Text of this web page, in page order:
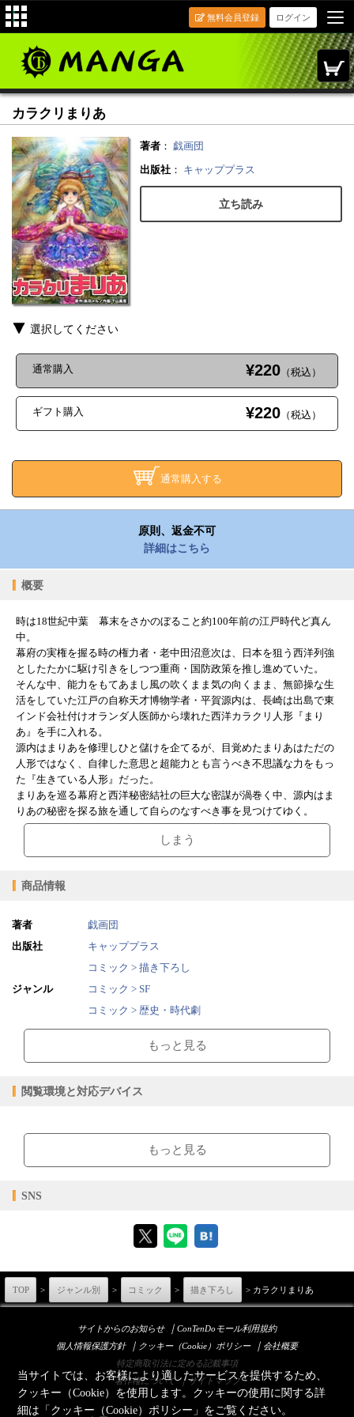
ログイン
無料会員登録
カラクリまりあ
著者 ： 戯画団
出版社 ： キャッププラス
立ち読み
選択してください
通常購入 ¥220 （税込）
ギフト購入 ¥220 （税込）
通常購入する
原則、返金不可
詳細はこちら
概要
時は18世紀中葉 幕末をさかのぼること約100年前の江戸時代ど真ん
中。
幕府の実権を握る時の権力者・老中田沼意次は、日本を狙う西洋列強
としたたかに駆け引きをしつつ重商・国防政策を推し進めていた。
そんな中、能力をもてあまし風の吹くまま気の向くまま、無節操な生
活をしていた江戸の自称天才博物学者・平賀源内は、長崎は出島で東
インド会社付けオランダ人医師から壊れた西洋カラクリ人形『まり
あ』を手に入れる。
源内はまりあを修理しひと儲けを企てるが、目覚めたまりあはただの
人形ではなく、自律した意思と超能力とも言うべき不思議な力をもっ
た『生きている人形』だった。
まりあを巡る幕府と西洋秘密結社の巨大な密謀が渦巻く中、源内はま
りあの秘密を探る旅を通して自らのなすべき事を見つけてゆく。
しまう
商品情報
著者
戯画団
出版社
キャッププラス
ジャンル
コミック > 描き下ろし
コミック > SF
コミック > 歴史・時代劇
販売開始日
2013/02/27
ファイル形式
epub
もっと見る
閲覧環境と対応デバイス
ブラウザビューア・PC版ConTenDoビューア・モバイルビューア
【対応デバイス】
【PC版ConTenDoビューア】
【モバイルビューア】
もっと見る
SNS
TOP > ジャンル別 > コミック > 描き下ろし > カラクリまりあ
サイトからのお知らせ ｜ ConTenDoモール利用規約
個人情報保護方針
｜ クッキー（Cookie）ポリシー ｜ 会社概要
特定商取引法に定める記載事項
著作権について ｜サイトマップ
当サイトでは、お客様により適したサービスを提供するため、
クッキー（Cookie）を使用します。クッキーの使用に関する詳
細は「クッキー（Cookie）ポリシー 」をご覧ください。